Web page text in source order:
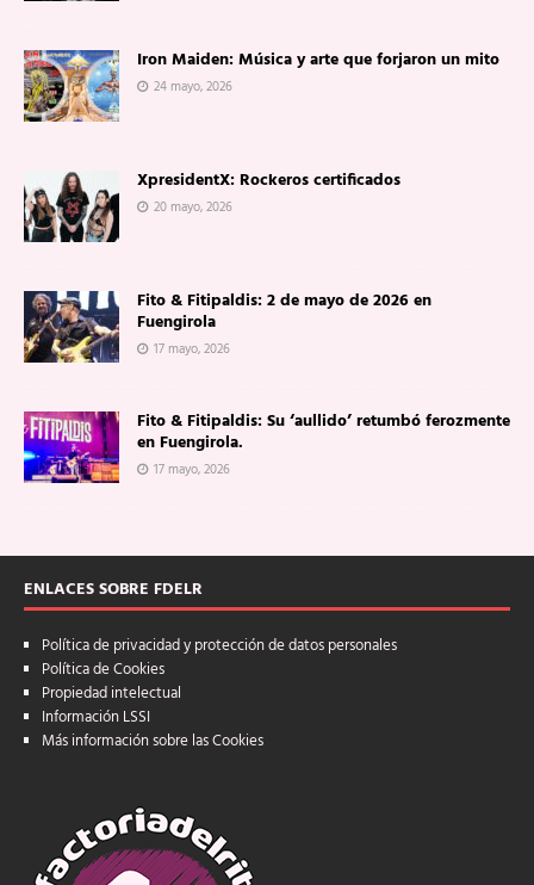
Iron Maiden: Música y arte que forjaron un mito
24 mayo, 2026
XpresidentX: Rockeros certificados
20 mayo, 2026
Fito & Fitipaldis: 2 de mayo de 2026 en
Fuengirola
17 mayo, 2026
Fito & Fitipaldis: Su ‘aullido’ retumbó ferozmente
en Fuengirola.
17 mayo, 2026
ENLACES SOBRE FDELR
Política de privacidad y protección de datos personales
Política de Cookies
Propiedad intelectual
Información LSSI
Más información sobre las Cookies